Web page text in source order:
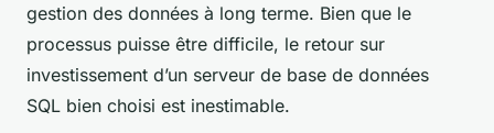
gestion des données à long terme. Bien que le
processus puisse être difficile, le retour sur
investissement d’un serveur de base de données
SQL bien choisi est inestimable.